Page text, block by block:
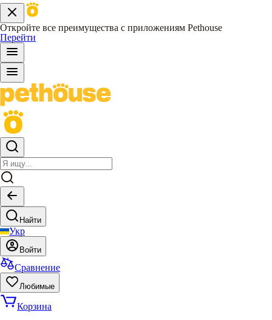
Откройте все преимущества с приложениям Pethouse
Перейти
Найти
Укр
Войти
Сравнение
Любимые
Корзина